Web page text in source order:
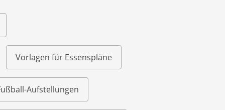
Vorlagen für Essenspläne
Aufstellungen